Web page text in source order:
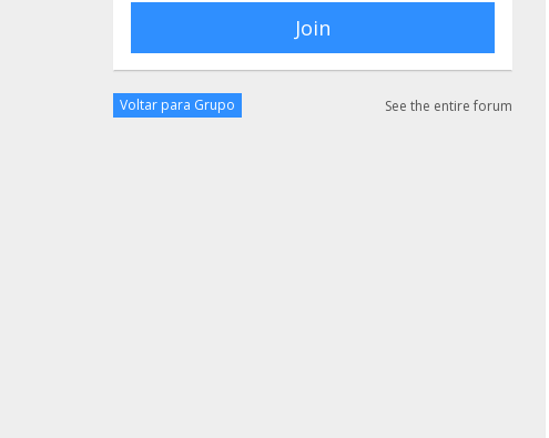
Join
Voltar para Grupo See the entire forum